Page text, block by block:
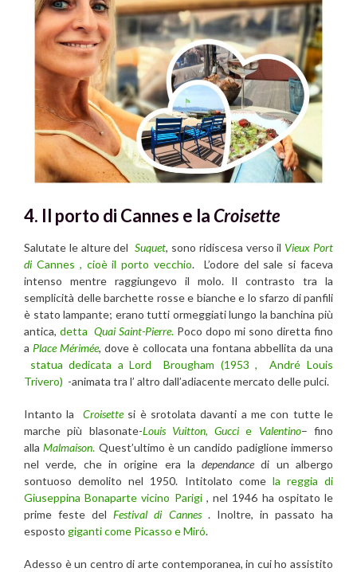
4. Il porto di Cannes e laCroisette
Salutate le alture del Suquet, sono ridiscesa verso il Vieux Port
di Cannes , cioè il porto vecchio. L’odore del sale si faceva
intenso mentre raggiungevo il molo. Il contrasto tra la
semplicità delle barchette rosse e bianche e lo sfarzo di panfili
è stato lampante; erano tutti ormeggiati lungo la banchina più
antica, detta Quai Saint-Pierre. Poco dopo mi sono diretta fino
a Place Mérimée, dove è collocata una fontana abbellita da una
statua dedicata a Lord Brougham (1953 , André Louis
Trivero) -animata tra l’ altro dall’adiacente mercato delle pulci.
Intanto la Croisettesi è srotolata davanti a me con tutte le
marche più blasonate-Louis Vuitton,Guccie Valentino– fino
allaMalmaison. Quest’ultimo è un candido padiglione immerso
nel verde, che in origine era ladependancedi un albergo
sontuoso demolito nel 1950. Intitolato come la reggia di
Giuseppina Bonaparte vicino Parigi, nel 1946 ha ospitato le
prime feste delFestival di Cannes. Inoltre, in passato ha
esposto giganti come Picasso e Miró.
Adesso è un centro di arte contemporanea, in cui ho assistito